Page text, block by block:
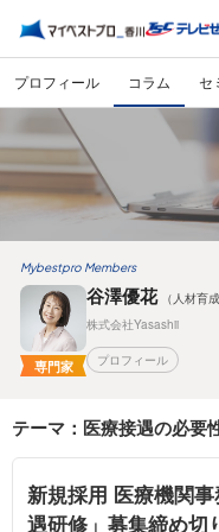
プロフィール コラム セ
Mybestpro Members
専門家
谷澤優花
（人材育
株式会社Yasashii
プロフィール
テーマ：医療接遇の必要
新規採用 医療機関
遇研修」募集締め切